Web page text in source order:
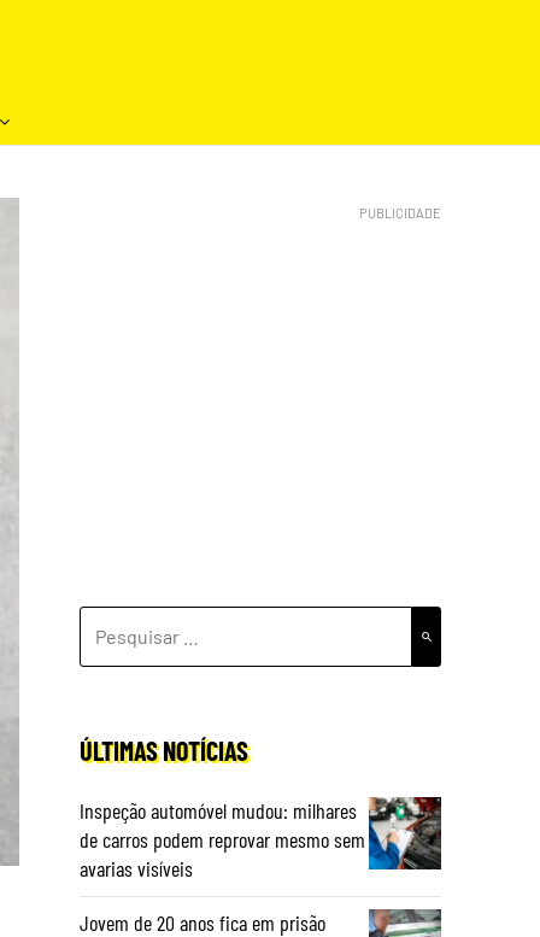
POR:
ÚLTIMAS NOTÍCIAS
Inspeção automóvel mudou: milhares
de carros podem reprovar mesmo sem
avarias visíveis
Jovem de 20 anos fica em prisão